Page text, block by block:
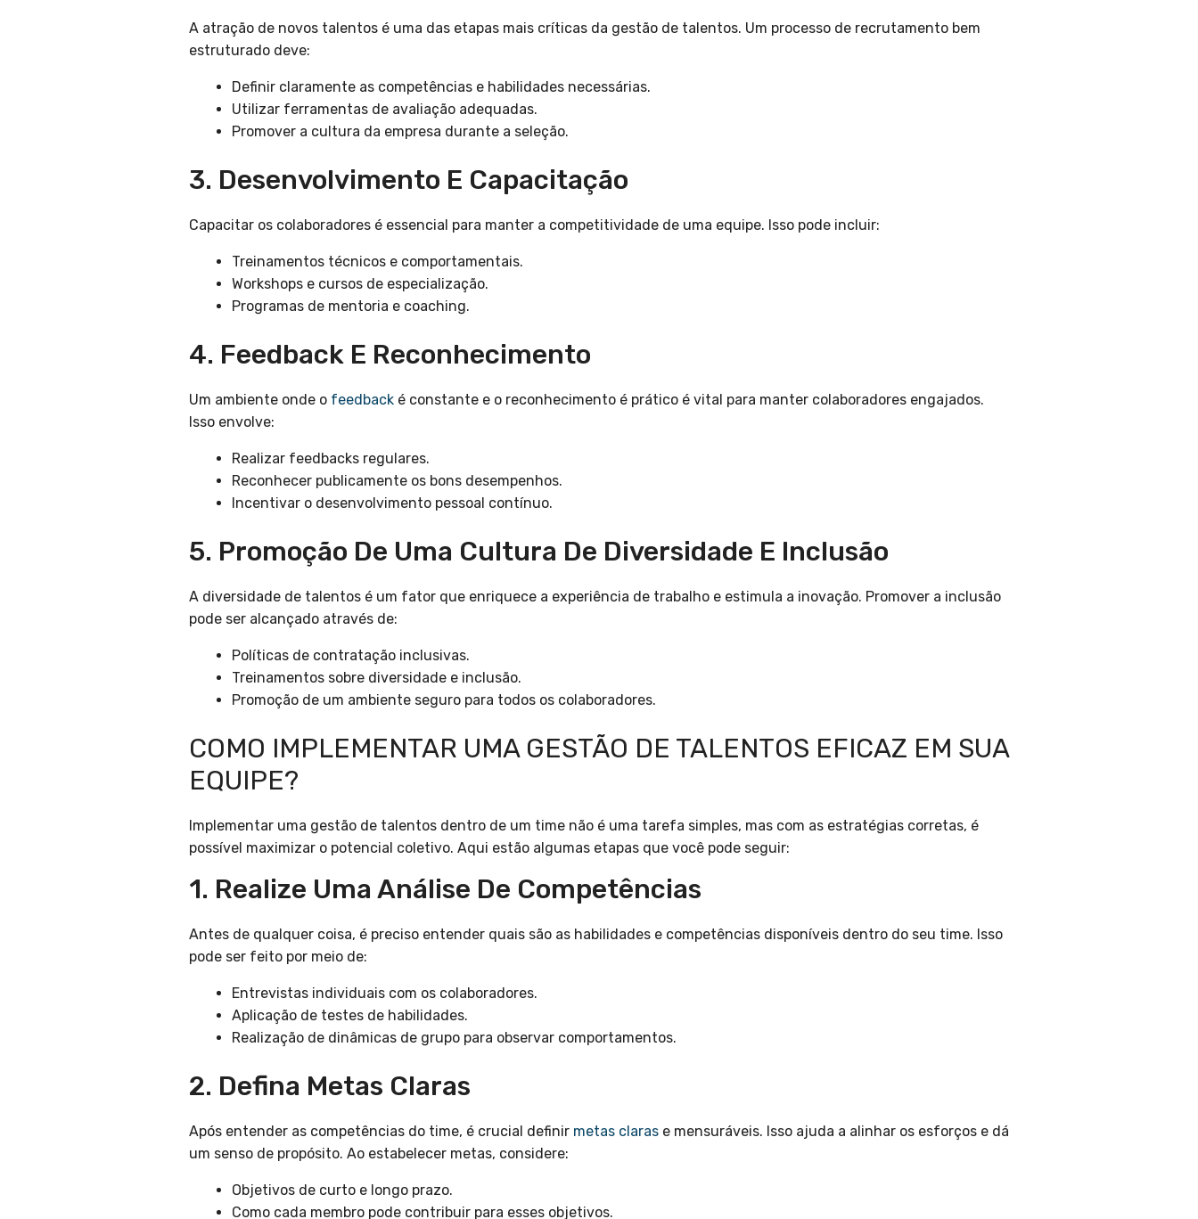
A atração de novos talentos é uma das etapas mais críticas da gestão de talentos. Um processo de recrutamento bem
estruturado deve:
Definir claramente as competências e habilidades necessárias.
Utilizar ferramentas de avaliação adequadas.
Promover a cultura da empresa durante a seleção.
3. Desenvolvimento E Capacitação
Capacitar os colaboradores é essencial para manter a competitividade de uma equipe. Isso pode incluir:
Treinamentos técnicos e comportamentais.
Workshops e cursos de especialização.
Programas de mentoria e coaching.
4. Feedback E Reconhecimento
Um ambiente onde o feedback é constante e o reconhecimento é prático é vital para manter colaboradores engajados.
Isso envolve:
Realizar feedbacks regulares.
Reconhecer publicamente os bons desempenhos.
Incentivar o desenvolvimento pessoal contínuo.
5. Promoção De Uma Cultura De Diversidade E Inclusão
A diversidade de talentos é um fator que enriquece a experiência de trabalho e estimula a inovação. Promover a inclusão
pode ser alcançado através de:
Políticas de contratação inclusivas.
Treinamentos sobre diversidade e inclusão.
Promoção de um ambiente seguro para todos os colaboradores.
COMO IMPLEMENTAR UMA GESTÃO DE TALENTOS EFICAZ EM SUA
EQUIPE?
Implementar uma gestão de talentos dentro de um time não é uma tarefa simples, mas com as estratégias corretas, é
possível maximizar o potencial coletivo. Aqui estão algumas etapas que você pode seguir:
1. Realize Uma Análise De Competências
Antes de qualquer coisa, é preciso entender quais são as habilidades e competências disponíveis dentro do seu time. Isso
pode ser feito por meio de:
Entrevistas individuais com os colaboradores.
Aplicação de testes de habilidades.
Realização de dinâmicas de grupo para observar comportamentos.
2. Defina Metas Claras
Após entender as competências do time, é crucial definir metas claras e mensuráveis. Isso ajuda a alinhar os esforços e dá
um senso de propósito. Ao estabelecer metas, considere:
Objetivos de curto e longo prazo.
Como cada membro pode contribuir para esses objetivos.